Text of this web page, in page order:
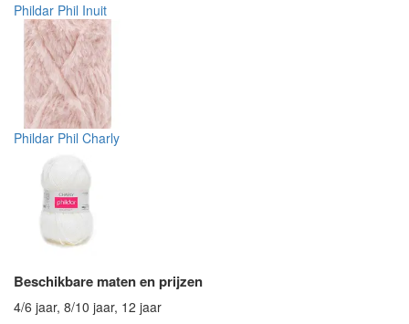
Phildar Phil Inuit
Phildar Phil Charly
Beschikbare maten en prijzen
4/6 jaar, 8/10 jaar, 12 jaar